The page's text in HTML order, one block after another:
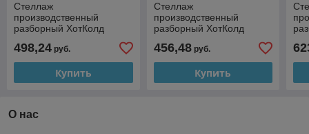
Стеллаж
производственный
разборный ХотКолд
600×400×1800
498,24 руб.
Купить
Стеллаж
производственный
разборный ХотКолд
500×400×1800
456,48руб.
Купить
О нас